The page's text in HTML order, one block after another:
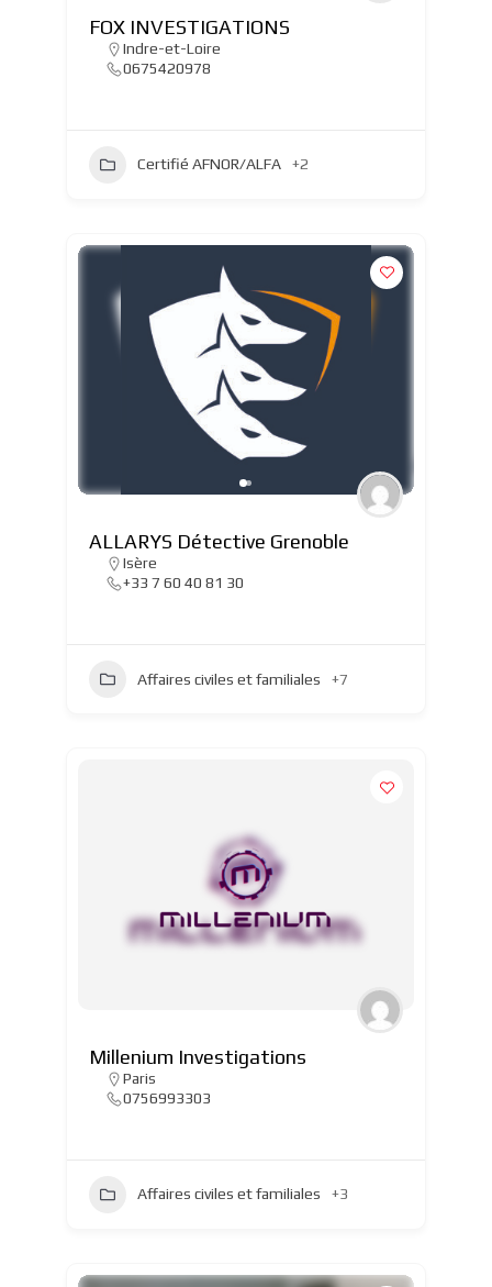
FOX INVESTIGATIONS
Indre-et-Loire
0675420978
Certifié AFNOR/ALFA +2
ALLARYS Détective Grenoble
Isère
+33 7 60 40 81 30
Affaires civiles et familiales +7
Millenium Investigations
Paris
0756993303
Affaires civiles et familiales +3